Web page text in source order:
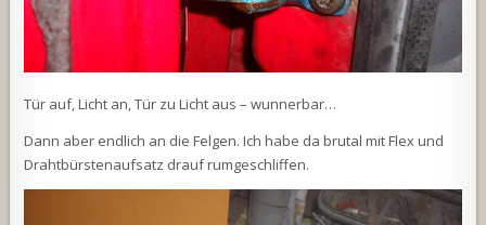
Tür auf, Licht an, Tür zu Licht aus – wunnerbar…
Dann aber endlich an die Felgen. Ich habe da brutal mit Flex und
Drahtbürstenaufsatz drauf rumgeschliffen.